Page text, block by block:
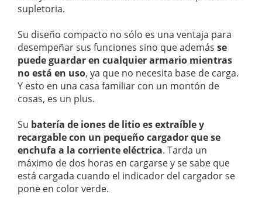
supletoria.
Su diseño compacto no sólo es una ventaja para
desempeñar sus funciones sino que además se
puede guardar en cualquier armario mientras
no está en uso, ya que no necesita base de carga.
Y esto en una casa familiar con un montón de
cosas, es un plus.
Su batería de iones de litio es extraíble y
recargable con un pequeño cargador que se
enchufa a la corriente eléctrica. Tarda un
máximo de dos horas en cargarse y se sabe que
está cargada cuando el indicador del cargador se
pone en color verde.